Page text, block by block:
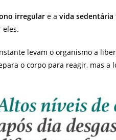
irregular e a vida sedentária
eles.
levam o organismo a
o corpo para reagir, mas a